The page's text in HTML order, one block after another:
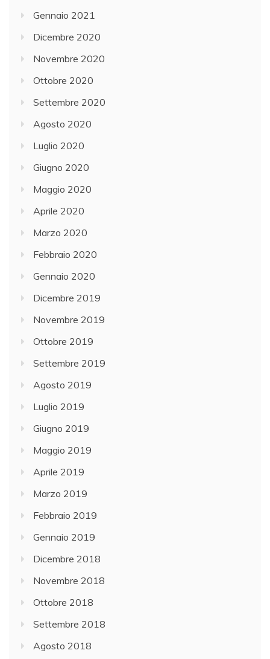
Gennaio 2021
Dicembre 2020
Novembre 2020
Ottobre 2020
Settembre 2020
Agosto 2020
Luglio 2020
Giugno 2020
Maggio 2020
Aprile 2020
Marzo 2020
Febbraio 2020
Gennaio 2020
Dicembre 2019
Novembre 2019
Ottobre 2019
Settembre 2019
Agosto 2019
Luglio 2019
Giugno 2019
Maggio 2019
Aprile 2019
Marzo 2019
Febbraio 2019
Gennaio 2019
Dicembre 2018
Novembre 2018
Ottobre 2018
Settembre 2018
Agosto 2018